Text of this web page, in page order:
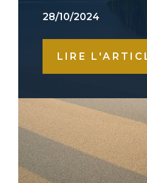
28/10/2024
LIRE